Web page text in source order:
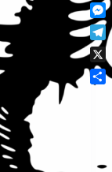
o
k
r
e
s
t
t
s
A
p
p
n
k
e
d
I
F
l
i
p
b
o
M
e
s
s
e
T
e
l
X